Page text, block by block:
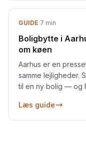
GUIDE·7 min
Boligbytte i
om køen
Aarhus er en
samme lejligheder.
til en ny bolig — og
Læs guide